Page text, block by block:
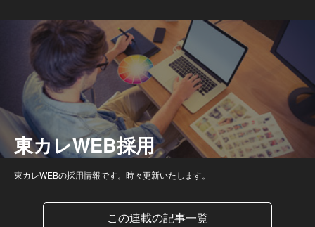
東カレWEB採用
東カレWEBの採用情報です。時々更新いたします。
この連載の記事一覧